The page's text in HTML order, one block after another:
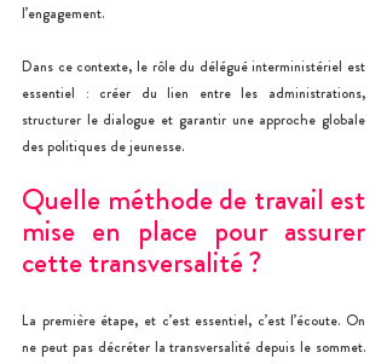
l’engagement.
Dans ce contexte, le rôle du délégué interministériel est
essentiel : créer du lien entre les administrations,
structurer le dialogue et garantir une approche globale
des politiques de jeunesse.
Quelle méthode de travail est
mise en place pour assurer
cette transversalité ?
La première étape, et c’est essentiel, c’est l’écoute. On
ne peut pas décréter la transversalité depuis le sommet.